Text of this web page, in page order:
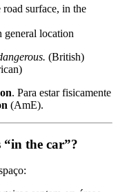
surface, in the
general location
(British)
on. Para estar fisicamente
(AmE).
“in the car”?